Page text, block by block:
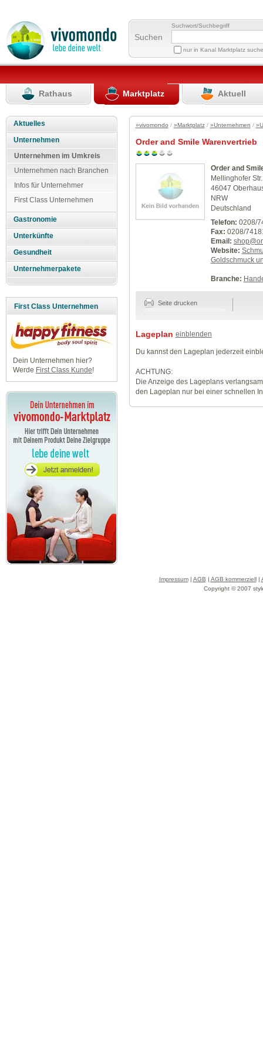
Suchen
Suchwort/Suchbegriff
nur in Kanal Marktplatz
Rathaus Marktplatz Aktuell
Aktuelles
Unternehmen
Unternehmen im Umkreis
Unternehmen nach Branchen
Infos für Unternehmer
First Class Unternehmen
Gastronomie
Unterkünfte
Gesundheit
Unternehmerpakete
First Class Unternehmen
Dein Unternehmen hier?
Werde First Class Kunde!
»vivomondo / »Marktplatz/ »Unternehmen /
Order and Smile Warenvertrieb
Order and
Mellinghofer
46047
NRW
Deutschland
Telefon: 0208/
Fax: 0208/
Email:
Website:
Goldschmuck
Branche:
Seite drucken
Lageplan einblenden
Du kannst den Lageplan jederzeit
ACHTUNG:
Die Anzeige des Lageplans
den Lageplan nur bei einer schnellen
Impressum| AGB | AGB kommerziell|
Copyright © 2007